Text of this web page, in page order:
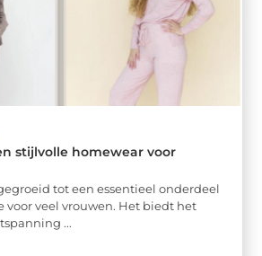
stijlvolle homewear voor
tot een essentieel onderdeel
voor veel vrouwen. Het biedt het
...